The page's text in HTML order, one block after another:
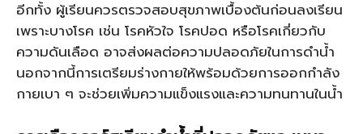
อีกทั้ง ผู้เรียนควรตรวจสอบสุขภาพเบื้องต้นก่อนลงเรียน
เพราะบางโรค เช่น โรคหัวใจ โรคปอด หรือโรคเกี่ยวกับ
ความดันเลือด อาจส่งผลต่อความปลอดภัยในการดำน้ำ
นอกจากนี้การเตรียมร่างกายให้พร้อมด้วยการออกกำลัง
กายเบา ๆ จะช่วยเพิ่มความแข็งแรงและความทนทานในน้ำ